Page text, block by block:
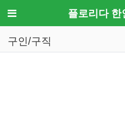
메뉴 플로리다 한
구인/구직